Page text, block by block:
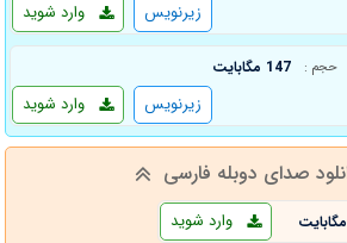
وارد شوید زیرنویس
حجم : 147 مگابایت
وارد شوید زیرنویس
صدای دوبله فارسی
وارد شوید